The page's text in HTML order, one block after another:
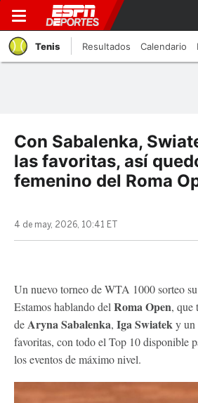
Tenis Resultados Calendario
Con Sabalenka,
las favoritas, así
femenino del Roma
4 de may, 2026, 10:41 ET
Un nuevo torneo de WTA 1000 sorteo
Estamos hablando del Roma Open, que
deAryna Sabalenka, Iga Swiateky un
favoritas, con todo el Top 10 disponible
los eventos de máximo nivel.